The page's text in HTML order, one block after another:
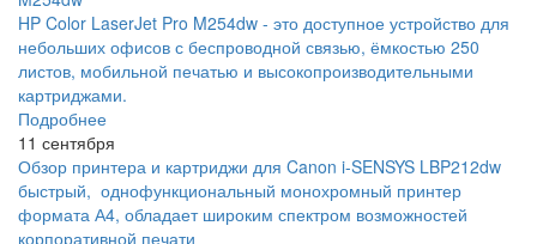
HP Color LaserJet Pro M254dw - это доступное устройство для
небольших офисов с беспроводной связью, ёмкостью 250
листов, мобильной печатью и высокопроизводительными
картриджами.
Подробнее
11 сентября
Обзор принтера и картриджи для Canon i-SENSYS LBP212dw
быстрый, однофункциональный монохромный принтер
формата А4, обладает широким спектром возможностей
корпоративной печати